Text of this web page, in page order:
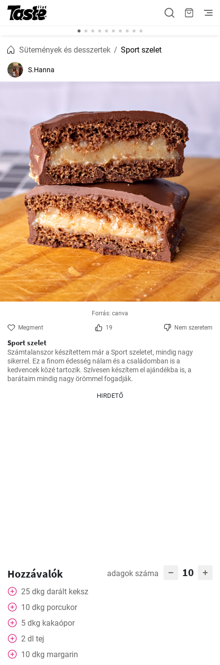
Sütemények és desszertek Sport szelet
S.Hanna
Forrás: canva
Megment 19 Nem szeretem
Sport szelet
Számtalanszor készítettem már a Sport szeletet, mindig nagy
sikerrel. Ez a finom édesség nálam és a családomban is a
kedvencek közé tartozik. Szívesen készítem el ajándékba is, a
HIRDETŐ
Hozzávalók adagok száma 10
25 dkg darált keksz
10 dkg porcukor
5 dkg kakaópor
2 dl tej
10 dkg margarin